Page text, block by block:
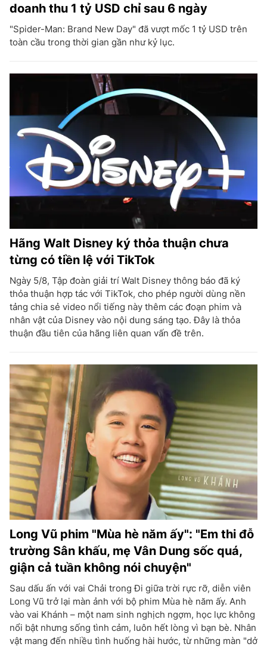
doanh thu 1 tỷ USD chỉ sau 6 ngày
"Spider-Man: Brand New Day" đã vượt mốc 1 tỷ USD trên
toàn cầu trong thời gian gần như kỷ lục.
Hãng Walt Disney ký thỏa thuận chưa
từng có tiền lệ với TikTok
Ngày 5/8, Tập đoàn giải trí Walt Disney thông báo đã ký
thỏa thuận hợp tác với TikTok, cho phép người dùng nền
tảng chia sẻ video nổi tiếng này thêm các đoạn phim và
nhân vật của Disney vào nội dung sáng tạo. Đây là thỏa
thuận đầu tiên của hãng liên quan vấn đề trên.
Long Vũ phim "Mùa hè năm ấy": "Em thi đỗ
trường Sân khấu, mẹ Vân Dung sốc quá,
giận cả tuần không nói chuyện"
Sau dấu ấn với vai Chải trong Đi giữa trời rực rỡ, diễn viên
Long Vũ trở lại màn ảnh với bộ phim Mùa hè năm ấy. Anh
vào vai Khánh – một nam sinh nghịch ngợm, học lực không
nổi bật nhưng sống tình cảm, luôn hết lòng vì bạn bè. Nhân
vật mang đến nhiều tình huống hài hước, từ những màn "dở